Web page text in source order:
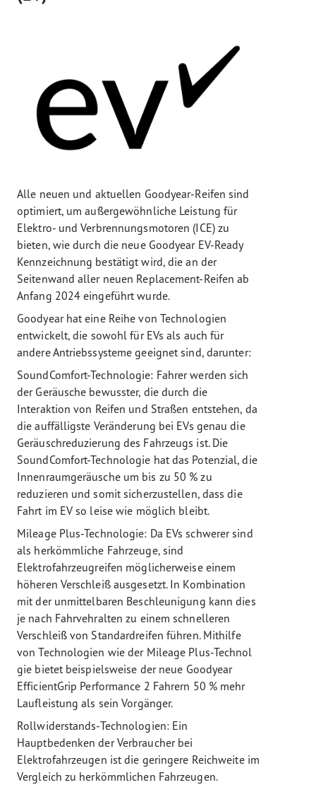
Alle neuen und aktuellen Goodyear-Reifen sind
optimiert, um außergewöhnliche Leistung für
Elektro- und Verbrennungsmotoren (ICE) zu
bieten, wie durch die neue Goodyear EV-Ready
Kennzeichnung bestätigt wird, die an der
Seitenwand aller neuen Replacement-Reifen ab
Anfang 2024 eingeführt wurde.
Goodyear hat eine Reihe von Technologien
entwickelt, die sowohl für EVs als auch für
andere Antriebssysteme geeignet sind, darunter:
SoundComfort-Technologie: Fahrer werden sich
der Geräusche bewusster, die durch die
Interaktion von Reifen und Straßen entstehen, da
die auffälligste Veränderung bei EVs genau die
Geräuschreduzierung des Fahrzeugs ist. Die
SoundComfort-Technologie hat das Potenzial, die
Innenraumgeräusche um bis zu 50 % zu
reduzieren und somit sicherzustellen, dass die
Fahrt im EV so leise wie möglich bleibt.
Mileage Plus-Technologie: Da EVs schwerer sind
als herkömmliche Fahrzeuge, sind
Elektrofahrzeugreifen möglicherweise einem
höheren Verschleiß ausgesetzt. In Kombination
mit der unmittelbaren Beschleunigung kann dies
je nach Fahrvehralten zu einem schnelleren
Verschleiß von Standardreifen führen. Mithilfe
von Technologien wie der Mileage Plus-Technol
gie bietet beispielsweise der neue Goodyear
EfficientGrip Performance 2 Fahrern 50 % mehr
Laufleistung als sein Vorgänger.
Rollwiderstands-Technologien: Ein
Hauptbedenken der Verbraucher bei
Elektrofahrzeugen ist die geringere Reichweite im
Vergleich zu herkömmlichen Fahrzeugen.